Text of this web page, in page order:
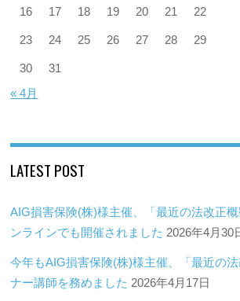
16 17 18 19 20 21 22
23 24 25 26 27 28 29
30
31
« 4月
LATEST POST
AIG損害保険(株)様主催、「最近の法改正
ンラインでも開催されました 2026年4月30
今年もAIG損害保険(株)様主催、「最近の法
ナー講師を務めました 2026年4月17日